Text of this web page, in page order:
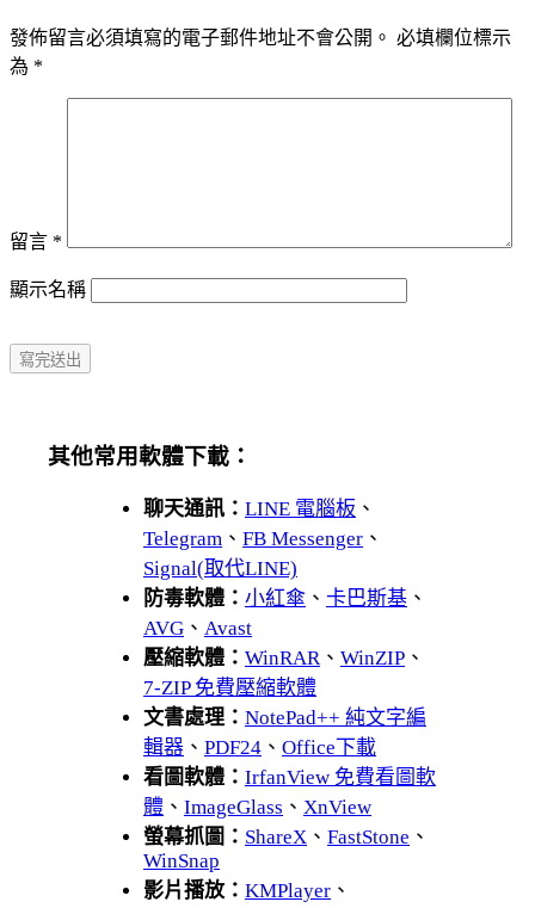
發佈留言必須填寫的電子郵件地址不會公開。 必填欄位標示
為 *
留言 *
顯示名稱
其他常用軟體下載：
聊天通訊： LINE 電腦板 、
Telegram 、 FB Messenger 、
Signal(取代LINE)
防毒軟體： 小紅傘 、 卡巴斯基 、
AVG 、 Avast
壓縮軟體： WinRAR、 WinZIP 、
7-ZIP 免費壓縮軟體
文書處理： NotePad++ 純文字編
輯器 、 PDF24 、 Office下載
看圖軟體： IrfanView 免費看圖軟
體 、 ImageGlass 、 XnView
螢幕抓圖： ShareX 、 FastStone 、
WinSnap
影片播放： KMPlayer 、